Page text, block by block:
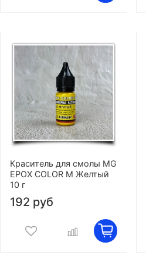
Краситель для смолы MG
EPOX COLOR M Желтый
10 г
192 руб